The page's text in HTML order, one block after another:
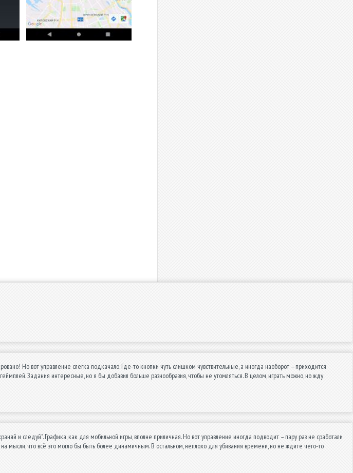
Но вот управление слегка подкачало. Где-то кнопки чуть слишком чувствительные, а иногда наоборот – приходится
Задания интересные, но я бы добавил больше разнообразия, чтобы не утомляться. В целом, играть можно, но жду
и следуй". Графика, как для мобильной игры, вполне приличная. Но вот управление иногда подводит – пару раз не сработали
на мысли, что всё это могло бы быть более динамичным. В остальном, неплохо для убивания времени, но не ждите чего-то